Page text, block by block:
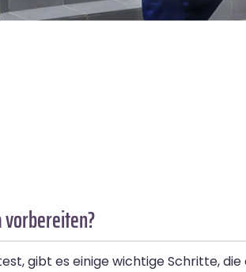
vorbereiten?
gibt es einige wichtige Schritte,